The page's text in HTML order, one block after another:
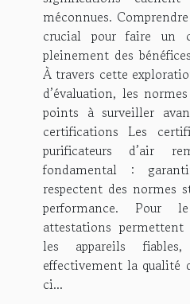
méconnues.
crucial pour faire un
pleinement des
À travers cette
d’évaluation, les
points à surveiller
certifications Les
purificateurs d’air
fondamental :
respectent des normes
performance. Pour
attestations
les appareils fiables,
effectivement la qualité
ci...